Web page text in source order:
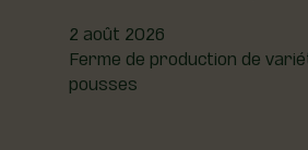
2 août 2026
Ferme de production de
pousses